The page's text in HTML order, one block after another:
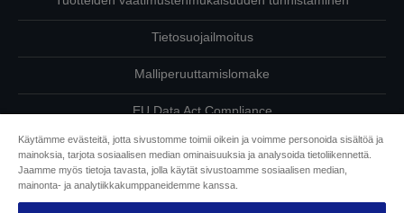
Tietosuojailmoitus
Malliperuuttamislomake
EU Data Act Compliance
Ota meihin yhteyttä omista tiedoistasi
Tietoa evästeistä
Käytämme evästeitä, jotta sivustomme toimii oikein ja voimme personoida sisältöä ja
mainoksia, tarjota sosiaalisen median ominaisuuksia ja analysoida tietoliikennettä.
Jaamme myös tietoja tavasta, jolla käytät sivustoamme sosiaalisen median,
mainonta- ja analytiikkakumppaneidemme kanssa.